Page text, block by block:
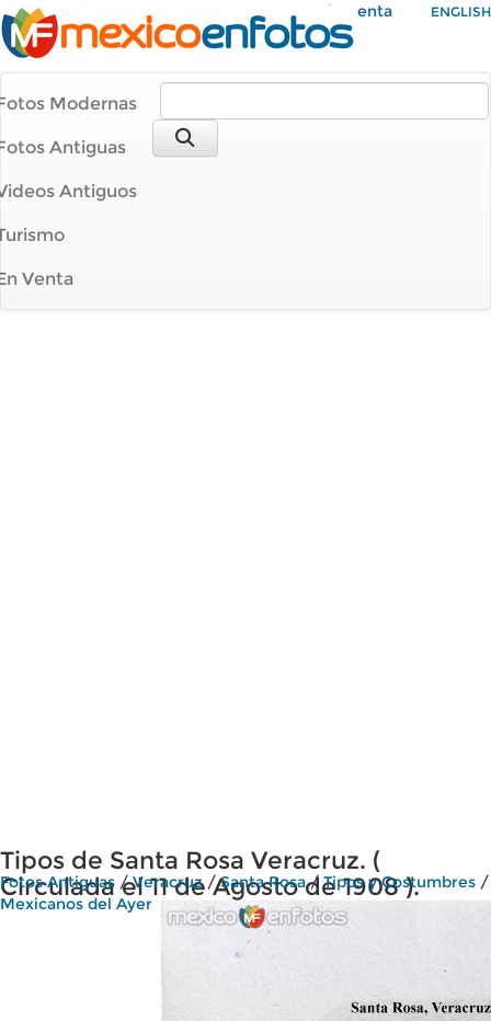
Mi Cuenta ENGLISH
Modernas
Antiguas
Antiguos
Venta
Tipos de Santa Rosa Veracruz. (
Circulada el 11 de Agosto de 1908 ).
Fotos Antiguas /Veracruz/Santa Rosa/Tipos y Costumbres /
Mexicanos del Ayer